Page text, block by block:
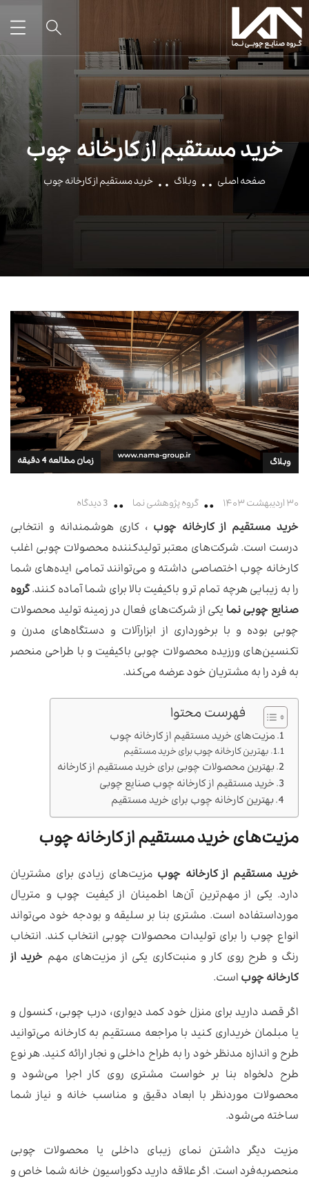
خرید مستقیم از کارخانه چوب
صفحه اصلی وبلاگ خرید مستقیم از کارخانه چوب
وبلاگ
۳۰ اردیبهشت ۱۴۰۳ گروه پژوهشی نما 3 دیدگاه
خرید مستقیم از کارخانه چوب ، کاری هوشمندانه و انتخابی
درست است. شرکت‌های معتبر تولیدکننده محصولات چوبی اغلب
کارخانه چوب اختصاصی داشته و می‌توانند تمامی ایده‌های شما
را به زیبایی هرچه‌ تمام‌ تر و باکیفیت بالا برای شما آماده کنند.گروه
صنایع چوبی نما یکی از شرکت‌های فعال در زمینه تولید محصولات
چوبی بوده و با برخورداری از ابزارآلات و دستگاه‌های مدرن و
تکنسین‌های ورزیده محصولات چوبی باکیفیت و با طراحی منحصر
به‌ فرد را به مشتریان خود عرضه می‌کند.
فهرست محتوا
مزیت‌های خرید مستقیم از کارخانه چوب
بهترین کارخانه چوب برای خرید مستقیم
بهترین محصولات چوبی برای خرید مستقیم از کارخانه
خرید مستقیم از کارخانه چوب صنایع چوبی
بهترین کارخانه چوب برای خرید مستقیم
مزیت‌های خرید مستقیم از کارخانه چوب
خرید مستقیم از کارخانه چوب مزیت‌های زیادی برای مشتریان
دارد. یکی از مهم‌ترین آن‌ها اطمینان از کیفیت چوب و متریال
مورداستفاده است. مشتری بنا بر سلیقه و بودجه خود می‌تواند
انواع چوب را برای تولیدات محصولات چوبی انتخاب کند. انتخاب
رنگ و طرح روی کار و منبت‌کاری یکی از مزیت‌های مهم خرید از
کارخانه چوباست.
اگر قصد دارید برای منزل خود کمد دیواری، درب چوبی، کنسول و
یا مبلمان خریداری کنید با مراجعه مستقیم به کارخانه می‌توانید
طرح و اندازه مدنظر خود را به طراح داخلی و نجار ارائه کنید. هر نوع
طرح دلخواه بنا بر خواست مشتری روی کار اجرا می‌شود و
محصولات موردنظر با ابعاد دقیق و مناسب خانه و نیاز شما
ساخته می‌شود.
مزیت دیگر داشتن نمای زیبای داخلی یا محصولات چوبی
منحصربه‌فرد است. اگر علاقه دارید دکوراسیون خانه شما خاص و
زمان مطالعه 4 دقیقه